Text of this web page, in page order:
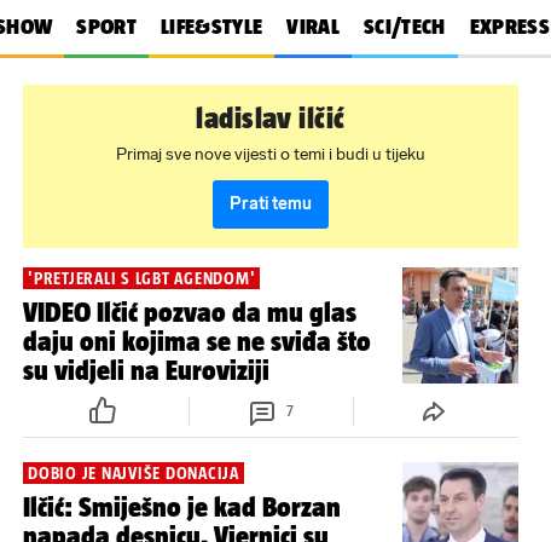
SPORT LIFE&STYLE VIRAL SCI/TECH EXPRESS
ladislav ilčić
Primaj sve nove vijesti o temi i budi u tijeku
Prati temu
'PRETJERALI S LGBT AGENDOM'
VIDEO Ilčić pozvao da mu glas
daju oni kojima se ne sviđa što
su vidjeli na Euroviziji
7
DOBIO JE NAJVIŠE DONACIJA
Ilčić: Smiješno je kad Borzan